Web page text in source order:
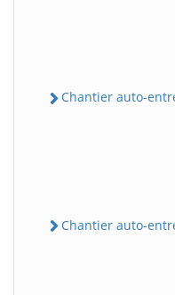
Chantier auto-
Chantier auto-